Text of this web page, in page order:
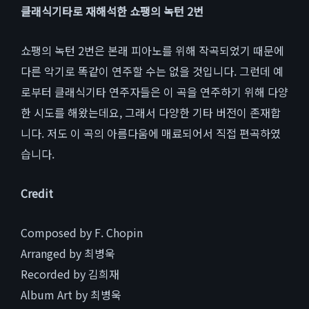
클래식기타로 재해석한 쇼팽의 녹턴 2번
쇼팽의 녹턴 2번은 본래 피아노를 위해 작곡되었기 때문에
다른 악기로 똑같이 연주할 수는 없을 것입니다. 그런데 예
로부터 클래식기타 연주자들은 이 곡을 연주하기 위해 다양
한 시도를 해왔는데요, 그래서 다양한 기타 버전이 존재합
니다. 저도 이 곡의 아름다움에 매료되어서 직접 편곡하였
습니다.
Credit
Composed by F. Chopin
Arranged by 최병욱
Recorded by 김희재
Album Art by 최병욱